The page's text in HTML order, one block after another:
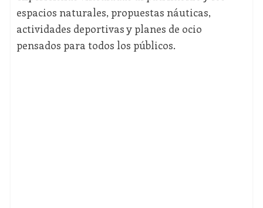
espacios naturales, propuestas náuticas,
actividades deportivas y planes de ocio
pensados para todos los públicos.